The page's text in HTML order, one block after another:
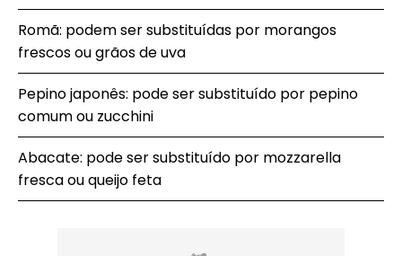
Romã: podem ser substituídas por morangos
frescos ou grãos de uva
Pepino japonês: pode ser substituído por pepino
comum ou zucchini
Abacate: pode ser substituído por mozzarella
fresca ou queijo feta